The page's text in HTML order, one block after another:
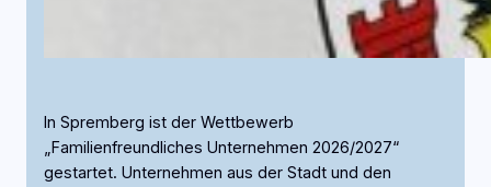
In Spremberg ist der Wettbewerb
„Familienfreundliches Unternehmen 2026/2027“
gestartet. Unternehmen aus der Stadt und den